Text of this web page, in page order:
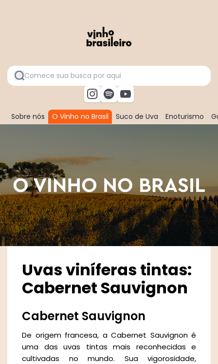
Sobre nós O Vinho no Brasil Suco de Uva Enoturismo
Uvas viníferas tintas:
Cabernet Sauvignon
Cabernet Sauvignon
De origem francesa, a Cabernet Sauvignon é
uma das uvas tintas mais reconhecidas e
cultivadas no mundo. Sua vigorosidade,